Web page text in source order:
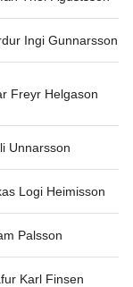
Ingi Gunnarsson
Freyr Helgason
Unnarsson
Logi Heimisson
Palsson
Karl Finsen